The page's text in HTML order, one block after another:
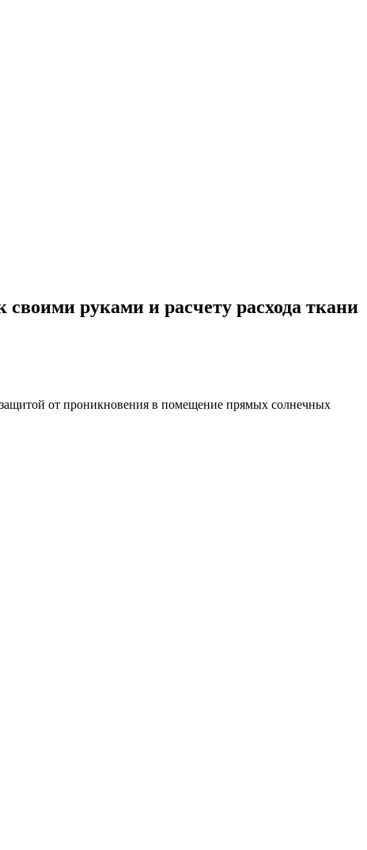
руками и расчету расхода ткани
от проникновения в помещение прямых солнечных